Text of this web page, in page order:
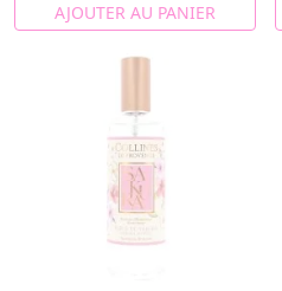
AJOUTER AU PANIER